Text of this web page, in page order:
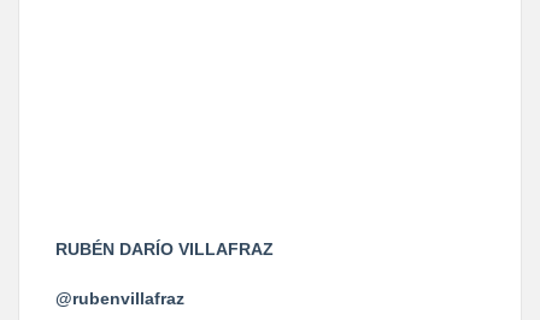
RUBÉN DARÍO VILLAFRAZ
@rubenvillafraz